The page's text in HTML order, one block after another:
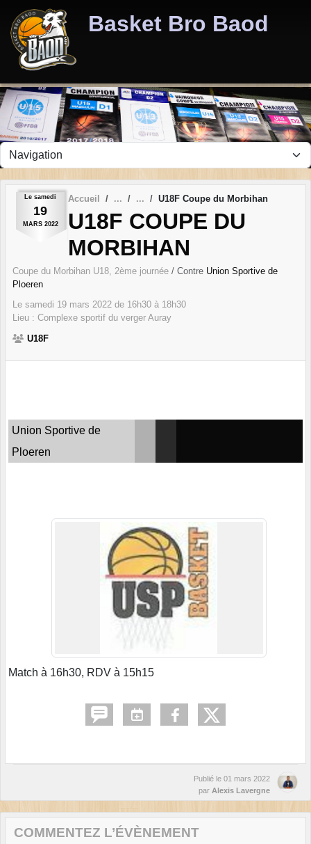
Basket Bro Baod
Le samedi
19
MARS 2022
Accueil U18F Coupe du Morbihan
U18F COUPE DU
MORBIHAN
Coupe du Morbihan U18, 2ème journée / Contre Union Sportive de
Ploeren
Le samedi 19 mars 2022 de 16h30 à 18h30
Lieu : Complexe sportif du verger Auray
U18F
Union Sportive de
Ploeren
Match à 16h30, RDV à 15h15
Publié le 01 mars 2022
par Alexis Lavergne
COMMENTEZ L’ÉVÈNEMENT
Panneau de gestion des cookies